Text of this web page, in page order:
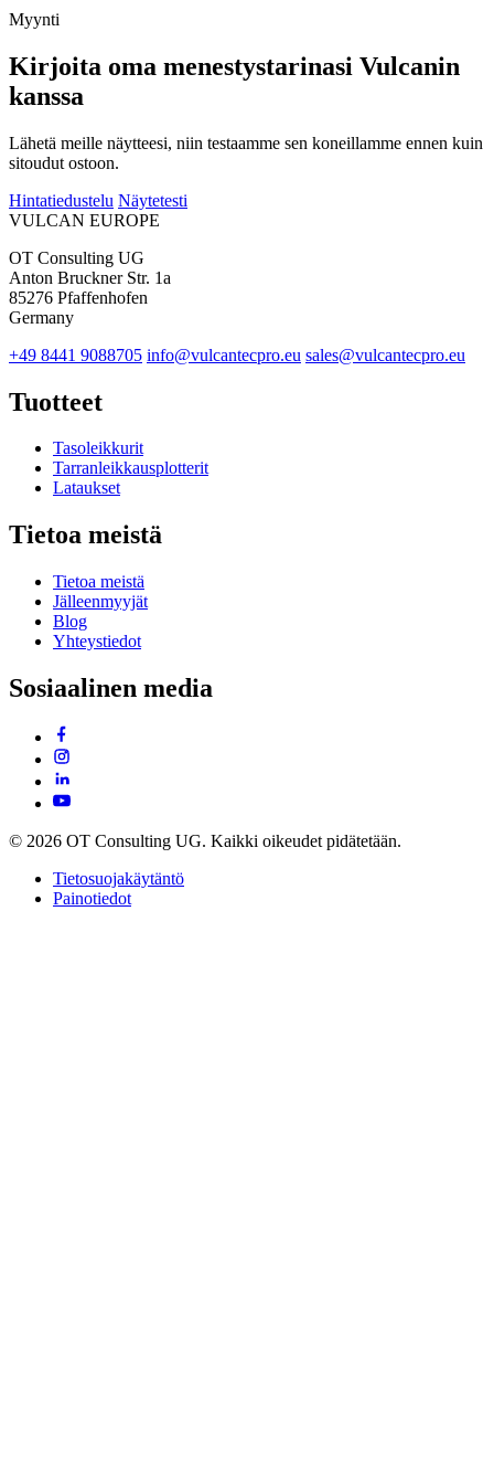
Myynti
Kirjoita oma menestystarinasi Vulcanin
kanssa
Lähetä meille näytteesi, niin testaamme sen koneillamme ennen kuin
sitoudut ostoon.
Hintatiedustelu Näytetesti
VULCAN EUROPE
OT Consulting UG
Anton Bruckner Str. 1a
85276 Pfaffenhofen
Germany
+49 8441 9088705 info@vulcantecpro.eu sales@vulcantecpro.eu
Tuotteet
Tasoleikkurit
Tarranleikkausplotterit
Lataukset
Tietoa meistä
Tietoa meistä
Jälleenmyyjät
Blog
Yhteystiedot
Sosiaalinen media
© 2026 OT Consulting UG. Kaikki oikeudet pidätetään.
Tietosuojakäytäntö
Painotiedot